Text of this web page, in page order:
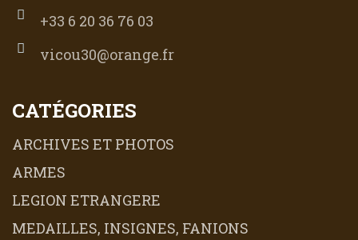
+33 6 20 36 76 03
vicou30@orange.fr
CATÉGORIES
ARCHIVES ET PHOTOS
ARMES
LEGION ETRANGERE
MEDAILLES, INSIGNES, FANIONS